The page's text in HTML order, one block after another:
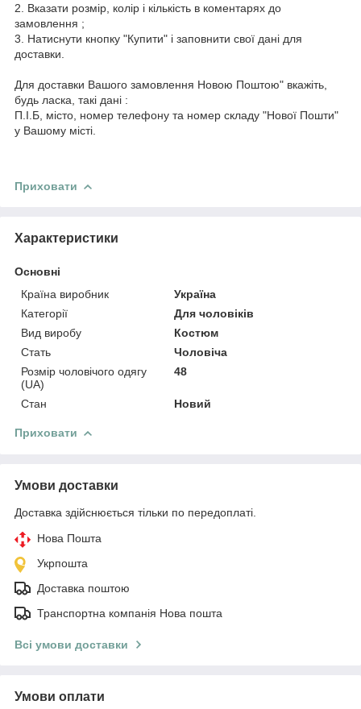
2. Вказати розмір, колір і кількість в коментарях до
замовлення ;
3. Натиснути кнопку "Купити" і заповнити свої дані для
доставки.
Для доставки Вашого замовлення Новою Поштою" вкажіть,
будь ласка, такі дані :
П.І.Б, місто, номер телефону та номер складу "Нової Пошти"
у Вашому місті.
Приховати
Характеристики
Основні
Країна виробник
Україна
Категорії
Для чоловіків
Вид виробу
Костюм
Стать
Чоловіча
Розмір чоловічого одягу
(UA)
48
Стан Новий
Приховати
Умови доставки
Доставка здійснюється тільки по передоплаті.
Нова Пошта
Укрпошта
Доставка поштою
Транспортна компанія Нова пошта
Всі умови доставки
Умови оплати